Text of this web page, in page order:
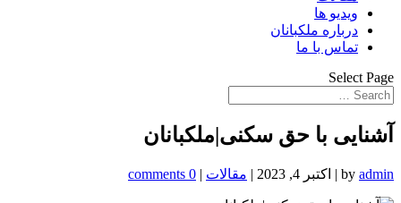
ویدیو ها
درباره ملکبانان
تماس با ما
Select Page
آشنایی با حق سکنی|ملکبانان
by admin
| اکتبر 4, 2023 | مقالات |
0 comments